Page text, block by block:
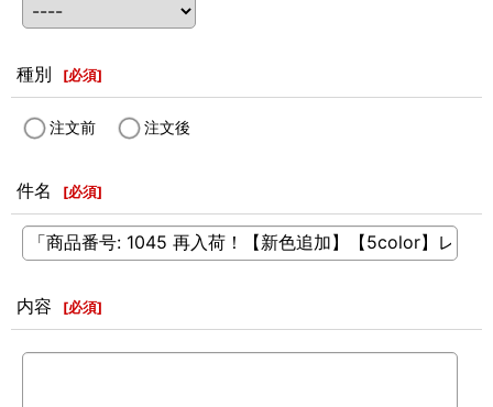
種別 [必須]
注文前 注文後
件名 [必須]
内容 [必須]